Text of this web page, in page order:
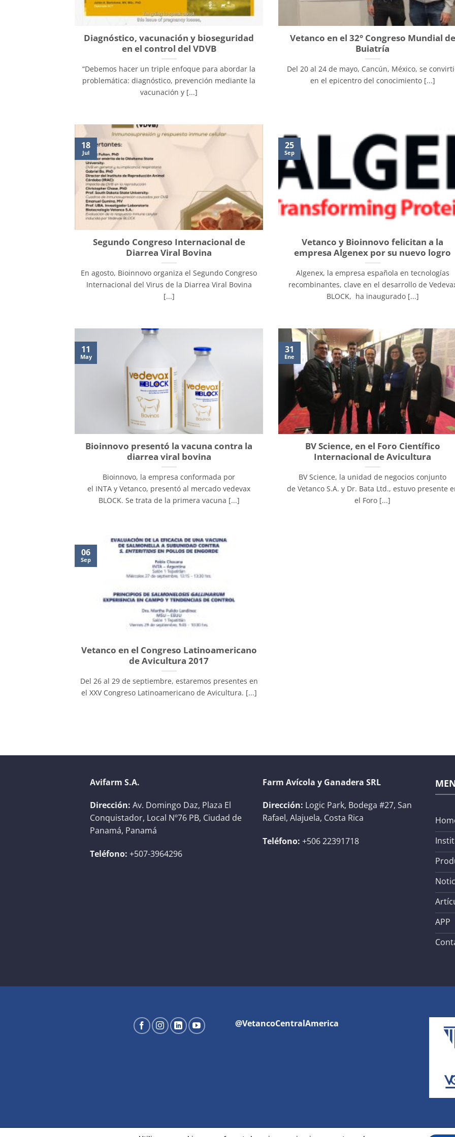
Diagnóstico, vacunación y bioseguridad
en el control del VDVB
“Debemos hacer un triple enfoque para abordar la
problemática: diagnóstico, prevención mediante la
vacunación y [...]
Vetanco en el 32° Congreso Mundial de
Buiatría
Del 20 al 24 de mayo, Cancún, México, se
en el epicentro del conocimiento [...]
Segundo Congreso Internacional de
Diarrea Viral Bovina
En agosto, Bioinnovo organiza el Segundo Congreso
Internacional del Virus de la Diarrea Viral Bovina
[...]
18
Jul
Vetanco y Bioinnovo felicitan a la
empresa Algenex por su nuevo logro
Algenex, la empresa española en tecnologías
recombinantes, clave en el desarrollo de
BLOCK, ha inaugurado [...]
25
Sep
Bioinnovo presentó la vacuna contra la
diarrea viral bovina
Bioinnovo, la empresa conformada por
el INTA y Vetanco, presentó al mercado vedevax
BLOCK. Se trata de la primera vacuna [...]
11
May
BV Science, en el Foro Científico
Internacional de Avicultura
BV Science, la unidad de negocios conjunto
de Vetanco S.A. y Dr. Bata Ltd., estuvo presente
el Foro [...]
31
Ene
Vetanco en el Congreso Latinoamericano
de Avicultura 2017
Del 26 al 29 de septiembre, estaremos presentes en
el XXV Congreso Latinoamericano de Avicultura. [...]
06
Sep
Avifarm S.A.
Dirección: Av. Domingo Daz, Plaza El
Conquistador, Local Nº76 PB, Ciudad de
Panamá, Panamá
Teléfono: +507-3964296
Farm Avícola y Ganadera SRL
Dirección: Logic Park, Bodega #27, San
Rafael, Alajuela, Costa Rica
Teléfono: +506 22391718
APP
@VetancoCentralAmerica